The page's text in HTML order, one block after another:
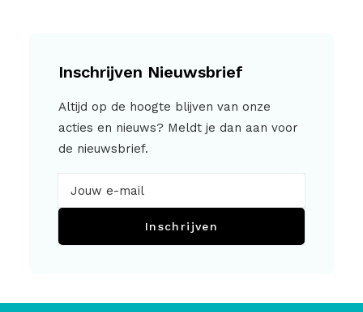
Inschrijven Nieuwsbrief
Altijd op de hoogte blijven van onze
acties en nieuws? Meldt je dan aan voor
de nieuwsbrief.
Inschrijven